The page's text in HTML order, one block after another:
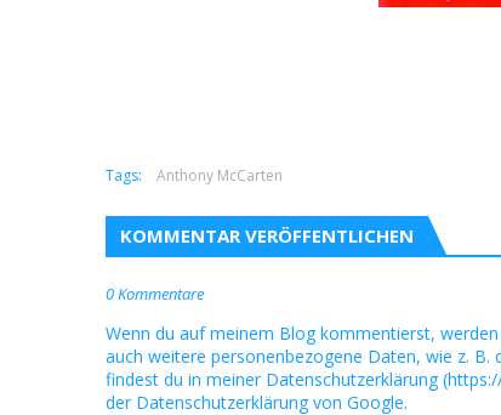
Tags: Anthony McCarten
KOMMENTAR VERÖFFENTLICHEN
0 Kommentare
Wenn du auf meinem Blog kommentierst,
auch weitere personenbezogene Daten, wie z.
findest du in meiner Datenschutzerklärung
der Datenschutzerklärung von Google.